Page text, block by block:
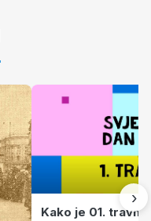
Kako je 01.
›